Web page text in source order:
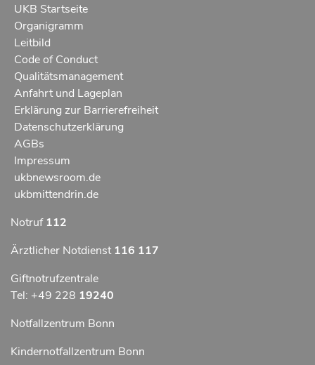
UKB Startseite
Organigramm
Leitbild
Code of Conduct
Qualitätsmanagement
Anfahrt und Lageplan
Erklärung zur Barrierefreiheit
Datenschutzerklärung
AGBs
Impressum
ukbnewsroom.de
ukbmittendrin.de
Notruf 112
Ärztlicher Notdienst 116 117
Giftnotrufzentrale
Tel: +49 228 19240
Notfallzentrum Bonn
Kindernotfallzentrum Bonn